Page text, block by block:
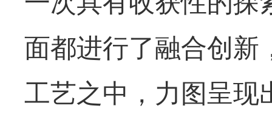
面都进行了融合创新
工艺之中，力图呈现